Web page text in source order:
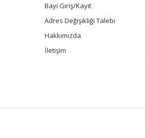
Bayi Giriş/Kayıt
Adres Değişikliği Talebi
Hakkımızda
İletişim